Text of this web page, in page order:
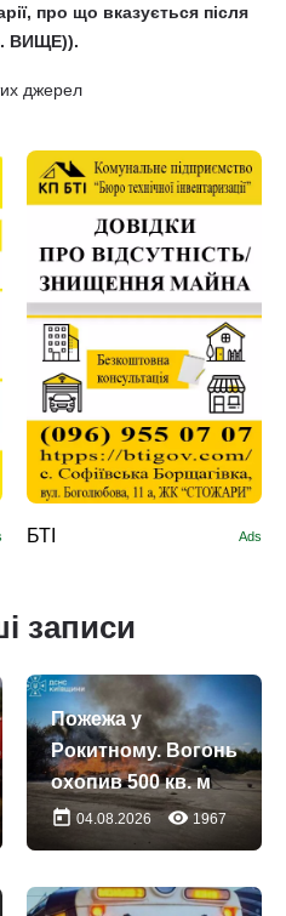
про що вказується після
ВИЩЕ)).
джерел
БТІ Ads
записи
Пожежа у
Рокитному. Вогонь
охопив 500 кв. м
today 04.08.2026 remove_red_eye 1967